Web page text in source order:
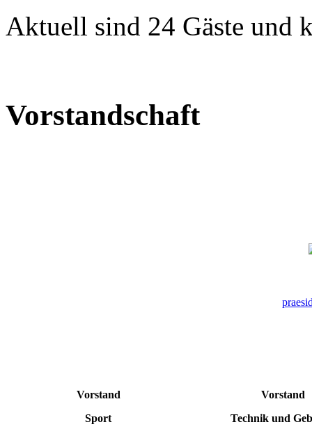
Aktuell sind 24 Gäste und
Vorstandschaft
Vorstand
Sport
Vorstand
Technik und